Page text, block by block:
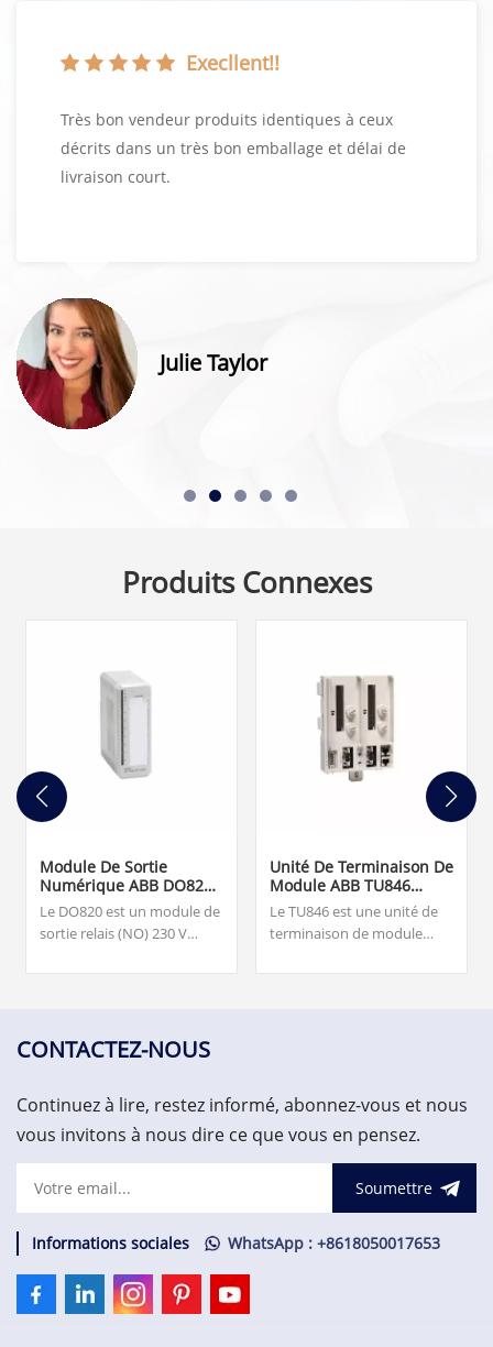
Execllent!!
Très bon vendeur produits identiques à ceux
décrits dans un très bon emballage et délai de
livraison court.
Julie Taylor
Produits Connexes
Module De Sortie
Numérique ABB DO820
3BSE008514R1
Le DO820 est un module de
sortie relais (NO) 230 V
E/S S800. Notre équipe est
avec vos besoins urgents de
contacter.
Unité De Terminaison De
Module ABB TU846
3BSE022460R1
Le TU846 est une unité de
terminaison de module
redondante de l'interface
CONTACTEZ-NOUS
Continuez à lire, restez informé, abonnez-vous et nous
vous invitons à nous dire ce que vous en pensez.
Soumettre
Informations sociales WhatsApp : +8618050017653